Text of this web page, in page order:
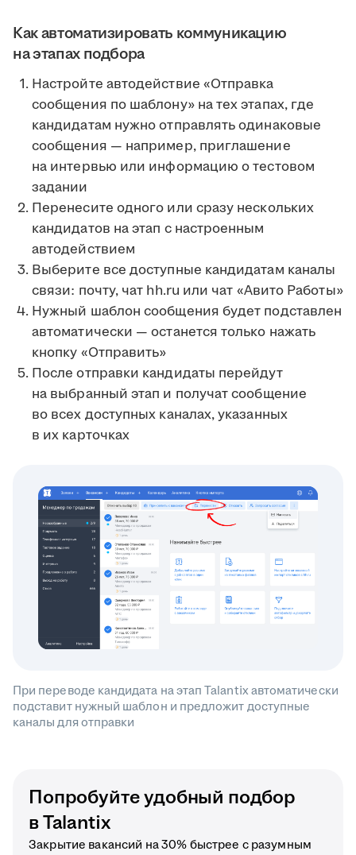
Как автоматизировать коммуникацию
на этапах подбора
Настройте автодействие «Отправка
сообщения по шаблону» на тех этапах, где
кандидатам нужно отправлять одинаковые
сообщения — например, приглашение
на интервью или информацию о тестовом
задании
Перенесите одного или сразу нескольких
кандидатов на этап с настроенным
автодействием
Выберите все доступные кандидатам каналы
связи: почту, чат hh.ru или чат «Авито Работы»
Нужный шаблон сообщения будет подставлен
автоматически — останется только нажать
кнопку «Отправить»
После отправки кандидаты перейдут
на выбранный этап и получат сообщение
во всех доступных каналах, указанных
в их карточках
При переводе кандидата на этап Talantix автоматически
подставит нужный шаблон и предложит доступные
каналы для отправки
Попробуйте удобный подбор
в Talantix
Закрытие вакансий на 30% быстрее с разумным